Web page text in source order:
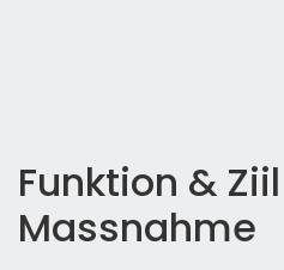
Funktion &
Massnahme